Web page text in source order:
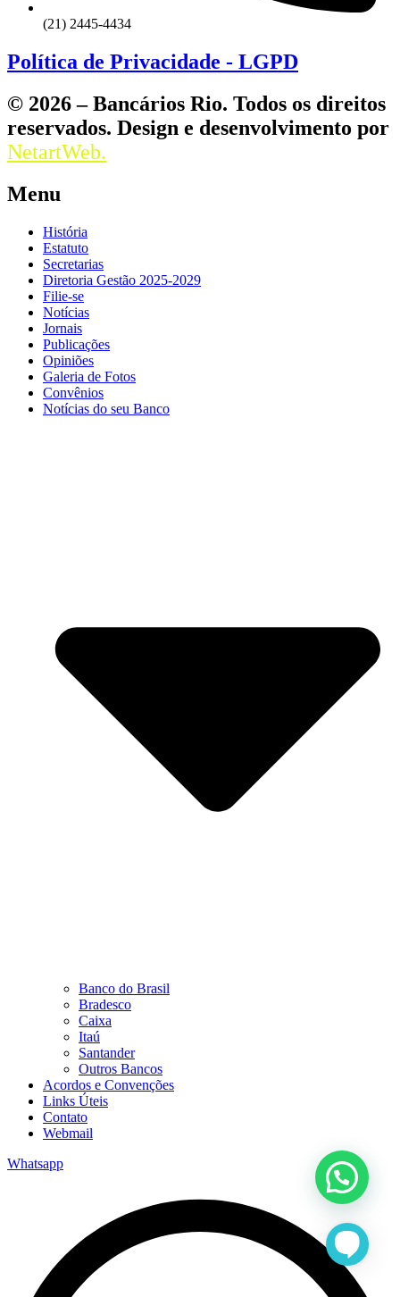
(21) 2445-4434
Política de Privacidade - LGPD
© 2026 – Bancários Rio. Todos os direitos
reservados. Design e desenvolvimento por
NetartWeb.
Menu
História
Estatuto
Secretarias
Diretoria Gestão 2025-2029
Filie-se
Notícias
Jornais
Publicações
Opiniões
Galeria de Fotos
Convênios
Notícias do seu Banco
Banco do Brasil
Bradesco
Caixa
Itaú
Santander
Outros Bancos
Acordos e Convenções
Links Úteis
Contato
Webmail
Whatsapp